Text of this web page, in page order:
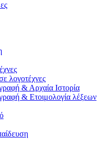
λογοτέχνες
& Αρχαία Ιστορία
& Ετοιμολογία λέξεων